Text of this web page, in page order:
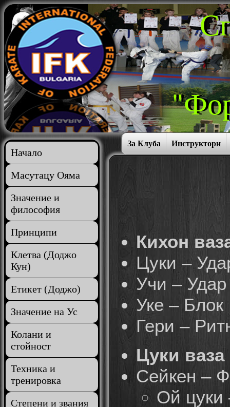
За Клуба Инструктори
Начало
Масутацу Ояма
Значение и
философия
Принципи
Клетва (Доджо
Кун)
Етикет (Доджо)
Значение на Ус
Колани и
стойност
Техника и
тренировка
Степени и звания
Кихон
Цуки –
Учи – Удар
Уке – Блок
Гери –
Цуки
Сейкен –
Ой